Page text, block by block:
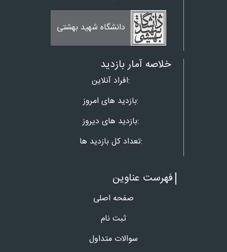
دانشگاه شهید بهشتی
خلاصه آمار بازدید
افراد آنلاین:
بازدید های امروز:
بازدید های دیروز:
تعداد کل بازدید ها:
فهرست عناوین
صفحه اصلی
ثبت نام
سوالات متداول